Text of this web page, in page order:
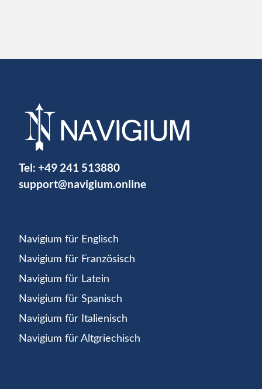
Tel: +49 241 513880
support@navigium.online
Navigium für Englisch
Navigium für Französisch
Navigium für Latein
Navigium für Spanisch
Navigium für Italienisch
Navigium für Altgriechisch